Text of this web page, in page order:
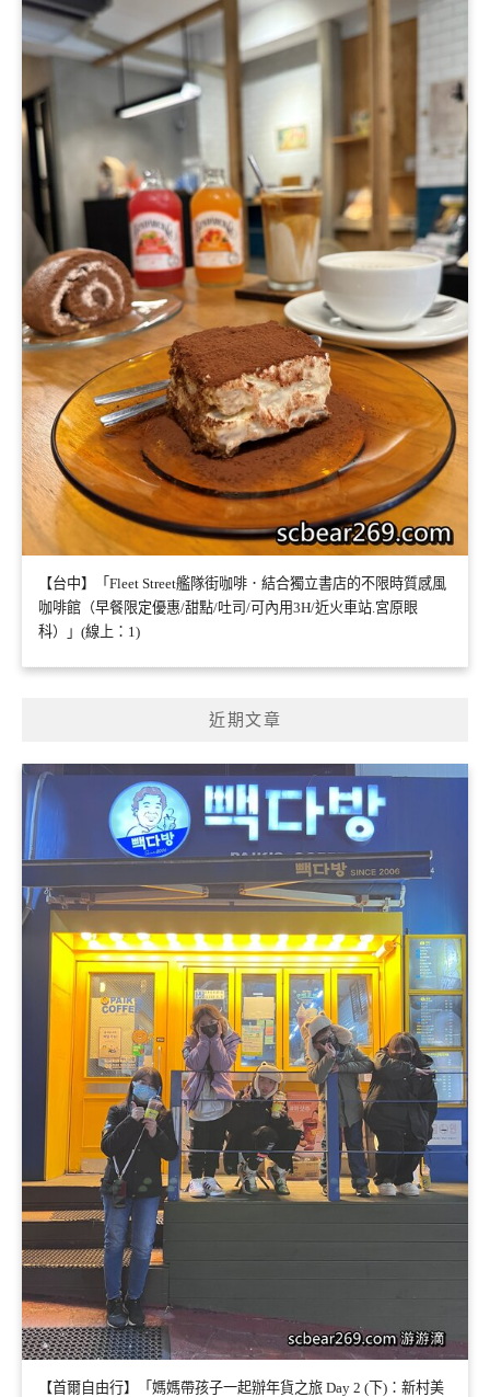
【台中】「Fleet Street艦隊街咖啡．結合獨立書店的不限時質感風
咖啡館（早餐限定優惠/甜點/吐司/可內用3H/近火車站.宮原眼
科）」(線上：1)
近期文章
【首爾自由行】「媽媽帶孩子一起辦年貨之旅 Day 2 (下)：新村美